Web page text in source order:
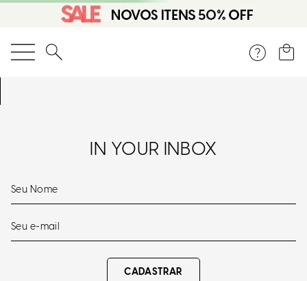
O que você está procurando?
IN YOUR INBOX
CADASTRAR